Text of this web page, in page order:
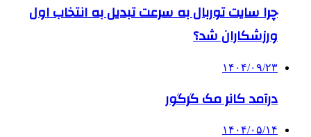
چرا سایت توربال به ‌سرعت تبدیل به انتخاب اول
ورزشکاران شد؟
۱۴۰۴/۰۹/۲۳
درآمد کانر مک گرگور
۱۴۰۴/۰۵/۱۴